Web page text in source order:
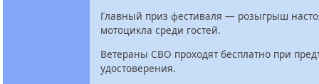
Главный приз фестиваля — розыгрыш
мотоцикла среди гостей.
Ветераны СВО проходят бесплатно при
удостоверения.